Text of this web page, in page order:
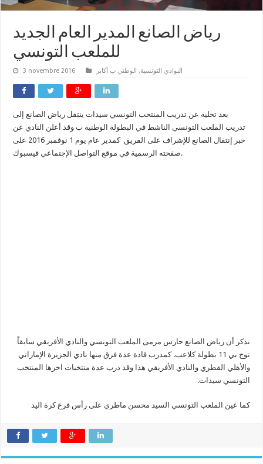
رياض الصانع المدير العام الجديد
للملعب التونسي
3 novembre 2016 النوادي التونسية, الوطني ب أكابر
بعد تخليه عن تدريب المنتخب التونسي سيدات ينتقل رياض الصانع إلى
تدريب الملعب التونسي الناشط في البطولة الوطنية ب وقد أعلن النادي عن
خبر إنتقال الصانع للإشراف على الفريق كمدير عام يوم 1 نوفمبر 2016 على
صفحته الرسمية في موقع التواصل الإجتماعي فيسبوك.
نذكر أن رياض الصانع حارس مرمى الملعب التونسي والنادي الأفريقي سابقاً
توج بي 11 بطولة كلاعب. كمدرب قادة عدة فرق منها نادي الجزيرة الإماراتي
والأهلي القطري والنادي الأفريقي هذا وقد درب عدة منتخبات اخرها المنتخب
التونسي سيدات.
كما عين الملعب التونسي السيد محسن ماطري على رأس فرع كرة اليد